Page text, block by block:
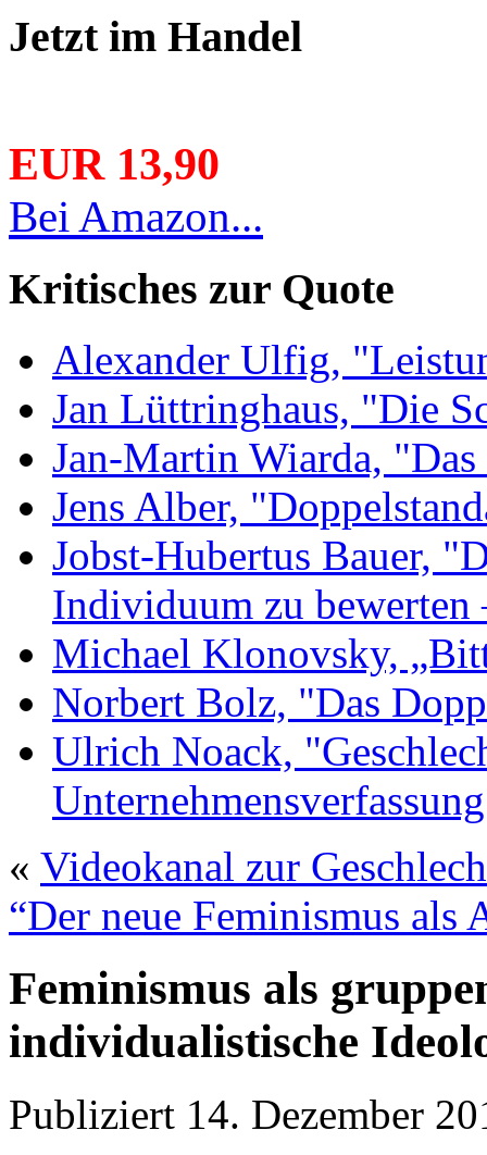
Jetzt im Handel
EUR 13,90
Bei Amazon...
Kritisches zur Quote
Alexander Ulfig,
Jan Lüttringhaus, "Die
Jan-Martin Wiarda,
Jens Alber,
Jobst-Hubertus Bauer,
Individuum zu
Michael Klonovsky,
Norbert Bolz, "Das
Ulrich Noack,
« Videokanal zur
“Der neue Feminismus
Feminismus als
individualistische
Publiziert 14. Dezember